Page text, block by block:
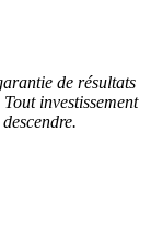
de résultats
investissement